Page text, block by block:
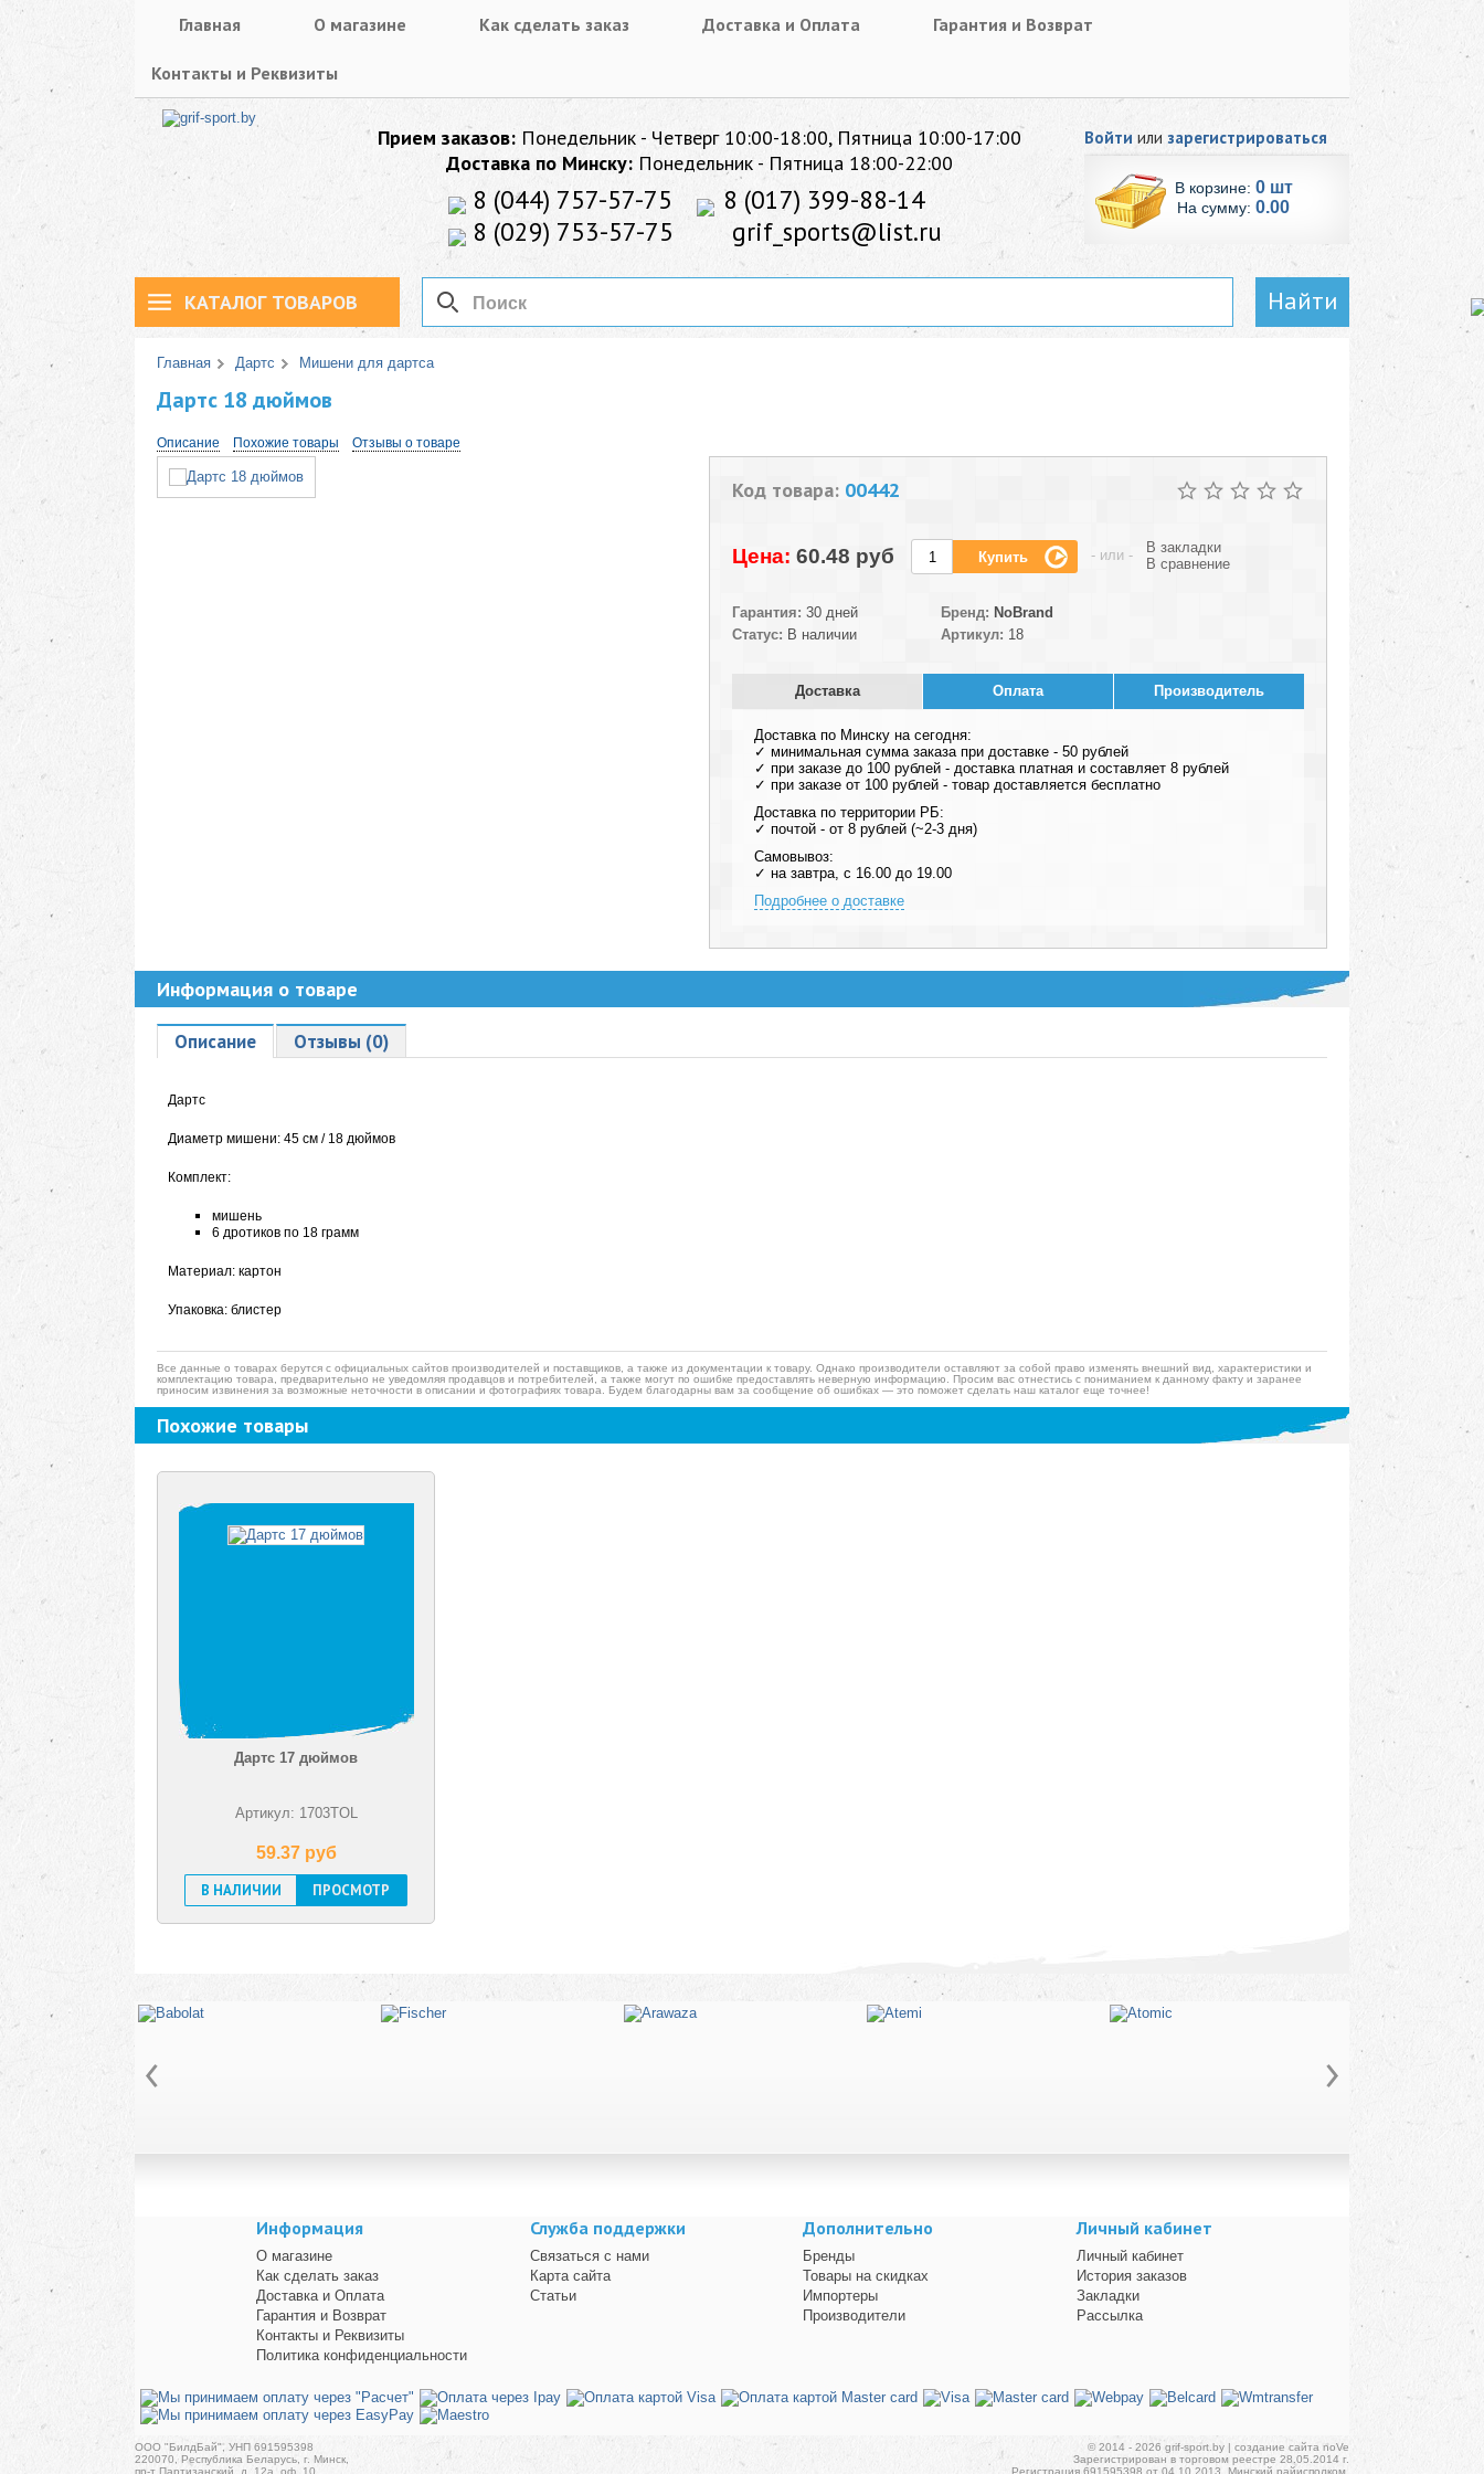
Главная О магазине Как сделать заказ Доставка и Оплата Гарантия и Возврат
Контакты и Реквизиты
Прием заказов: Понедельник - Четверг 10:00-18:00, Пятница 10:00-17:00
Доставка по Минску: Понедельник - Пятница 18:00-22:00
8 (044) 757-57-75
8 (017) 399-88-14
8 (029) 753-57-75
grif_sports@list.ru
Войти или зарегистрироваться
В корзине: 0 шт
На сумму: 0.00
КАТАЛОГ ТОВАРОВ Найти
Главная Дартс Мишени для дартса
Дартс 18 дюймов
Описание Похожие товары Отзывы о товаре
Код товара: 00442
Цена: 60.48 pуб - или -
В закладки
В сравнение
Гарантия: 30 дней
Статус: В наличии
Бренд: NoBrand
Артикул: 18
Доставка Оплата Производитель
Доставка по Минску на сегодня:
✓ минимальная сумма заказа при доставке - 50 рублей
✓ при заказе до 100 рублей - доставка платная и составляет 8 рублей
✓ при заказе от 100 рублей - товар доставляется бесплатно
Доставка по территории РБ:
✓ почтой - от 8 рублей (~2-3 дня)
Самовывоз:
✓ на завтра, с 16.00 до 19.00
Подробнее о доставке
Информация о товаре
Описание Отзывы (0)
Дартс
Диаметр мишени: 45 см / 18 дюймов
Комплект:
мишень
6 дротиков по 18 грамм
Материал: картон
Упаковка: блистер
Все данные о товарах берутся с официальных сайтов производителей и поставщиков, а также из документации к товару. Однако производители оставляют за собой право изменять внешний вид, характеристики и
комплектацию товара, предварительно не уведомляя продавцов и потребителей, а также могут по ошибке предоставлять неверную информацию. Просим вас отнестись с пониманием к данному факту и заранее
приносим извинения за возможные неточности в описании и фотографиях товара. Будем благодарны вам за сообщение об ошибках — это поможет сделать наш каталог еще точнее!
Похожие товары
Дартс 17 дюймов
Артикул: 1703TOL
59.37 pуб
В НАЛИЧИИ
ПРОСМОТР
Информация
О магазине
Как сделать заказ
Доставка и Оплата
Гарантия и Возврат
Контакты и Реквизиты
Политика конфиденциальности
Служба поддержки
Связаться с нами
Карта сайта
Статьи
Дополнительно
Бренды
Товары на скидках
Импортеры
Производители
Личный кабинет
Личный кабинет
История заказов
Закладки
Рассылка
ООО "БилдБай", УНП 691595398
220070, Республика Беларусь, г. Минск,
пр-т Партизанский, д. 12а, оф. 10
© 2014 - 2026 grif-sport.by | создание сайта noVe
Зарегистрирован в торговом реестре 28.05.2014 г.
Регистрация 691595398 от 04.10.2013, Минский райисполком.